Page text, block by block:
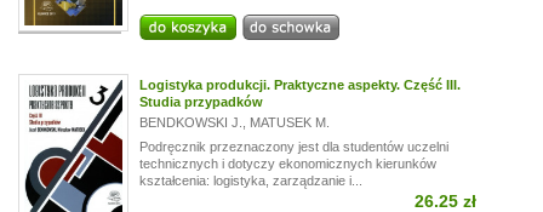
Logistyka produkcji. Praktyczne aspekty. Część III.
Studia przypadków
BENDKOWSKI J.
MATUSEK M.
Podręcznik przeznaczony jest dla studentów uczelni
technicznych i dotyczy ekonomicznych kierunków
kształcenia: logistyka, zarządzanie i...
26.25 zł